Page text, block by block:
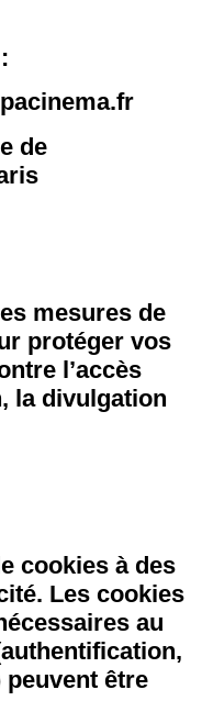
de
mesures de
protéger vos
l’accès
la divulgation
cookies à des
Les cookies
au
peuvent être